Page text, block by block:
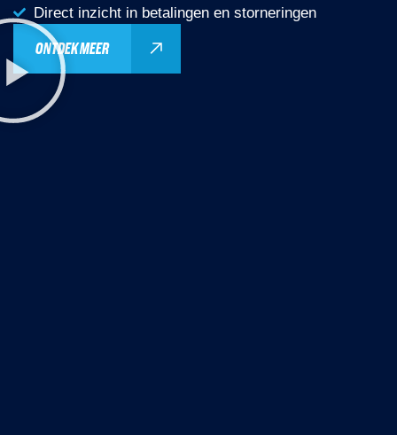
Direct inzicht in betalingen en storneringen
ONTDEK MEER